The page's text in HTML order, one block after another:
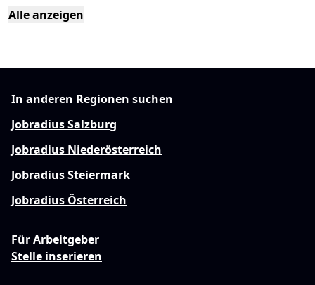
Alle anzeigen
In anderen Regionen suchen
Jobradius Salzburg
Jobradius Niederösterreich
Jobradius Steiermark
Jobradius Österreich
Für Arbeitgeber
Stelle inserieren